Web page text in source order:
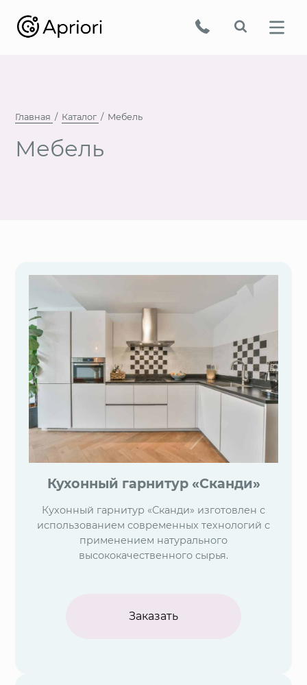
Главная Каталог Мебель
Мебель
Кухонный гарнитур «Сканди»
Кухонный гарнитур «Сканди» изготовлен с
использованием современных технологий с
применением натурального
высококачественного сырья.
Заказать